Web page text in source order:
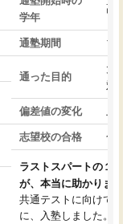
学年
高3
通塾期間 1～3
通った目的
大学
対策
偏差値の変化
志望校の合格 合格
ラストスパートの１か月
が、本当に助かりました
共通テストに向けての追
に、入塾しました。田舎